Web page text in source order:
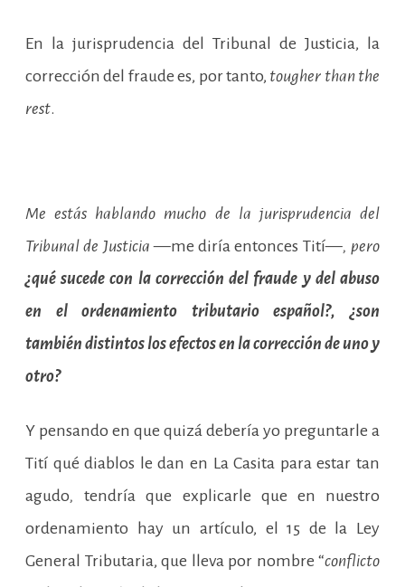
En la jurisprudencia del Tribunal de Justicia, la
corrección del fraude es, por tanto, tougher than the
rest.
Me estás hablando mucho de la jurisprudencia del
Tribunal de Justicia —me diría entonces Tití—, pero
¿qué sucede con la corrección del fraude y del abuso
en el ordenamiento tributario español?, ¿son
también distintos los efectos en la corrección de uno y
otro?
Y pensando en que quizá debería yo preguntarle a
Tití qué diablos le dan en La Casita para estar tan
agudo,tendría que explicarle que en nuestro
ordenamiento hay un artículo, el 15 de la Ley
General Tributaria, que lleva por nombre “conflicto